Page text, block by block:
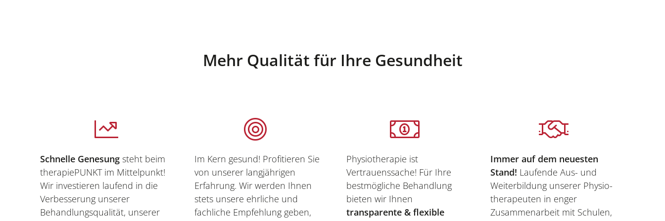
Mehr Qualität für Ihre Gesundheit
Schnelle Genesungsteht beim
therapiePUNKT im Mittelpunkt!
Wir investieren laufend in die
Verbesserung unserer
Behandlungs­qualität, unserer
Im Kern gesund! Profitieren Sie
von unserer langjährigen
Erfahrung. Wir werden Ihnen
stets unsere ehrliche und
fachliche Empfehlung geben,
Physiotherapie ist
Vertrauenssache! Für Ihre
bestmögliche Behandlung
bieten wir Ihnen
transparente & flexible
Immer auf dem neuesten
Stand! Laufende Aus- und
Weiterbildung unserer Physio­
therapeuten in enger
Zusammenarbeit mit Schulen,